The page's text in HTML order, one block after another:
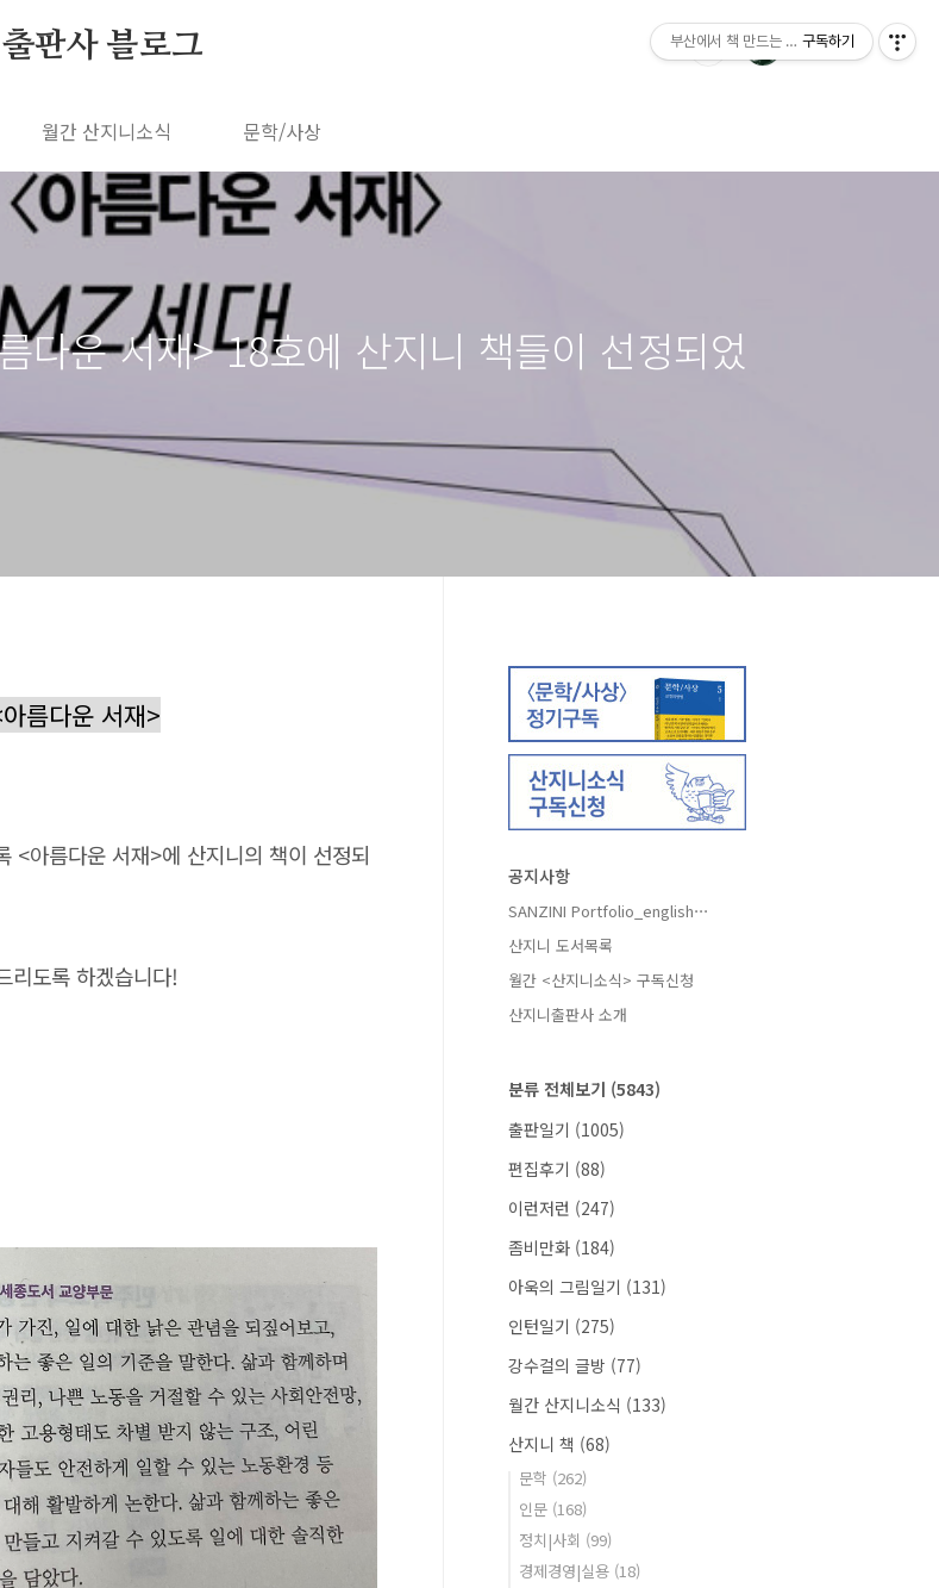
판사 블로그
월간 산지니소식 문학/사상
다운 서재> 18호에 산지니 책들이 선정되었
름다운 서재>
<아름다운 서재>에 산지니의 책이 선정되
리도록 하겠습니다!
공지사항
SANZINI Portfolio_english⋯
산지니 도서목록
월간 <산지니소식> 구독신청
산지니출판사 소개
분류 전체보기 (5843)
출판일기 (1005)
편집후기 (88)
이런저런 (247)
좀비만화 (184)
아욱의 그림일기 (131)
인턴일기 (275)
강수걸의 글방 (77)
월간 산지니소식 (133)
산지니 책 (68)
문학 (262)
인문 (168)
정치|사회 (99)
경제경영|실용 (18)
부산에서 책 만드는 이야기 : 산지니출판사 블
구독하기